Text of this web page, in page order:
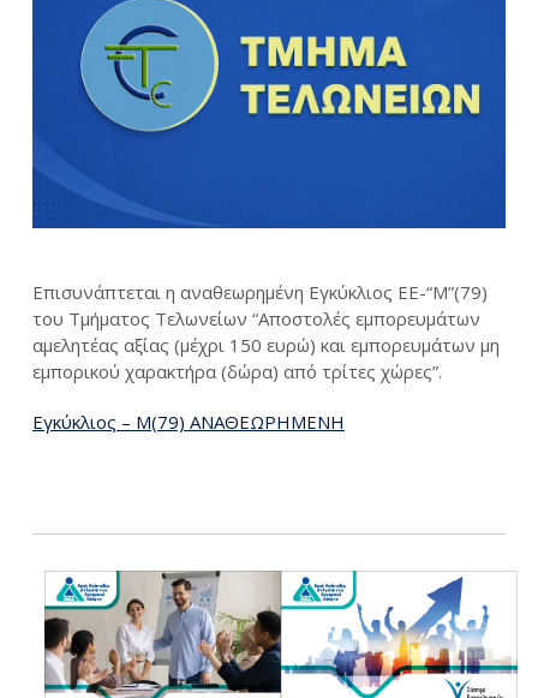
Επισυνάπτεται η αναθεωρημένη Εγκύκλιος ΕΕ-“Μ”(79)
του Τμήματος Τελωνείων “Αποστολές εμπορευμάτων
αμελητέας αξίας (μέχρι 150 ευρώ) και εμπορευμάτων μη
εμπορικού χαρακτήρα (δώρα) από τρίτες χώρες”.
Εγκύκλιος – Μ(79) ΑΝΑΘΕΩΡΗΜΕΝΗ